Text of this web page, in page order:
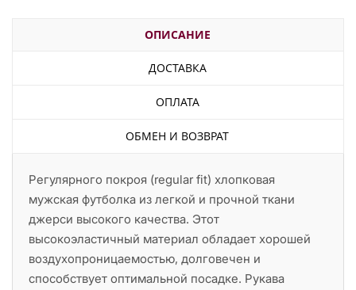
ОПИСАНИЕ
ДОСТАВКА
ОПЛАТА
ОБМЕН И ВОЗВРАТ
Регулярного покроя (regular fit) хлопковая
мужская футболка из легкой и прочной ткани
джерси высокого качества. Этот
высокоэластичный материал обладает хорошей
воздухопроницаемостью, долговечен и
способствует оптимальной посадке. Рукава